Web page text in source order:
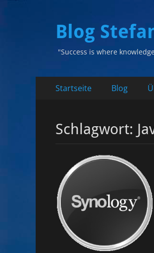
Blog
"Success is where
Primäres
Inhalt
Startseite Blog
Schlagwort: